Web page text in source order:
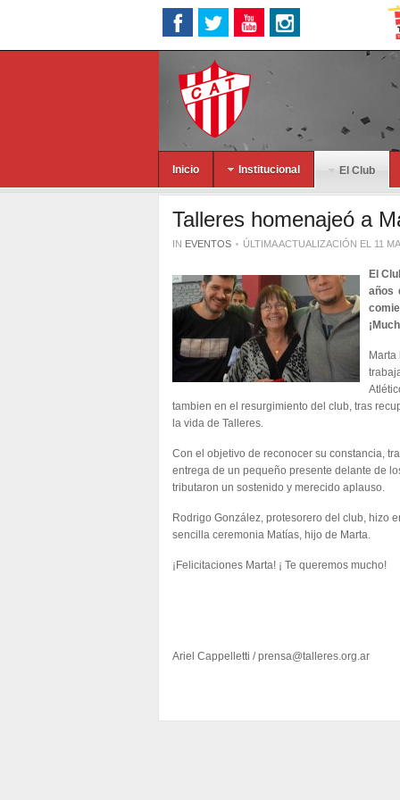
Inicio Institucional El Club
Talleres homenajeó a
IN EVENTOS ÚLTIMA ACTUALIZACIÓN EL 11
El
años
tambien en el resurgimiento del club, tras
la vida de Talleres.
Con el objetivo de reconocer su constancia,
entrega de un pequeño presente delante de
tributaron un sostenido y merecido aplauso.
Rodrigo González, protesorero del club, hizo
sencilla ceremonia Matías, hijo de Marta.
¡Felicitaciones Marta! ¡ Te queremos mucho!
Ariel Cappelletti /prensa@talleres.org.ar